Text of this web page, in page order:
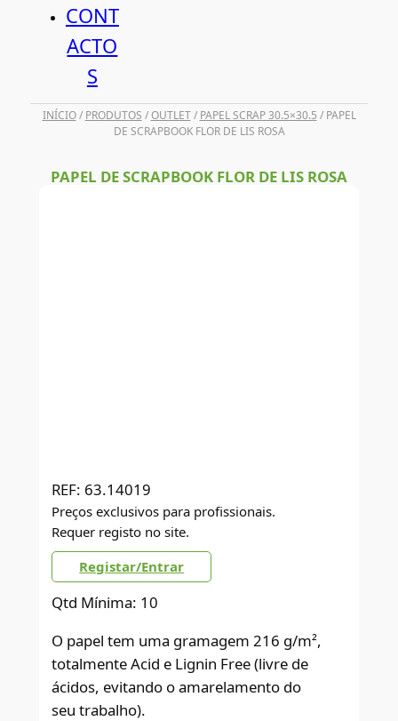
CONT
ACTO
S
INÍCIO/ PRODUTOS /OUTLET/ PAPEL SCRAP 30.5×30.5 / PAPEL
DE SCRAPBOOK FLOR DE LIS ROSA
PAPEL DE SCRAPBOOK FLOR DE LIS ROSA
REF: 63.14019
Preços exclusivos para profissionais.
Requer registo no site.
Registar/Entrar
Qtd Mínima: 10
O papel tem uma gramagem 216 g/m²,
totalmente Acid e Lignin Free (livre de
ácidos, evitando o amarelamento do
seu trabalho).